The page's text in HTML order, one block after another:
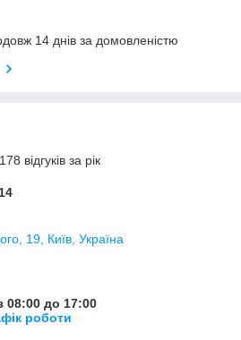
14 днів за домовленістю
відгуків за рік
19, Київ, Україна
08:00 до 17:00
роботи